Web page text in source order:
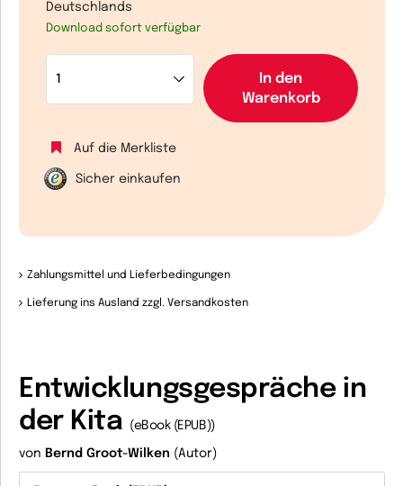
Deutschlands
Download sofort verfügbar
In den
Warenkorb
Auf die Merkliste
Sicher einkaufen
Zahlungsmittel und Lieferbedingungen
Lieferung ins Ausland zzgl. Versandkosten
Entwicklungsgespräche in
der Kita
(eBook (EPUB))
von Bernd Groot-Wilken (Autor)